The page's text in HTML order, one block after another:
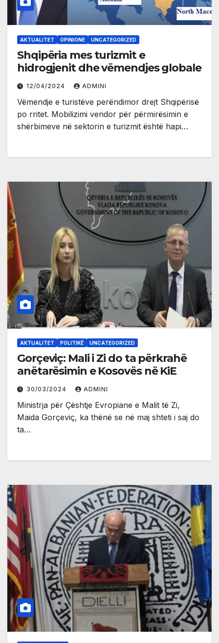
AKTUALITET OPINIONE UNCATEGORIZED
Shqipëria mes turizmit e
hidrogjenit dhe vëmendjes globale
12/04/2024 ADMINI
Vëmendje e turistëve perëndimor drejt Shqipërisë
po rritet. Mobilizimi vendor për përmirësimin e
shërbimeve në sektorin e turizmit është hapi…
AKTUALITET POLITIKË UNCATEGORIZED
Gorçeviç: Mali i Zi do ta përkrahë
anëtarësimin e Kosovës në KiE
30/03/2024 ADMINI
Ministrja për Çështje Evropiane e Malit të Zi,
Maida Gorçeviç, ka thënë se në maj shteti i saj do
ta…